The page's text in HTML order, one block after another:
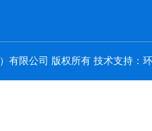
有限公司 版权所有 技术支持：